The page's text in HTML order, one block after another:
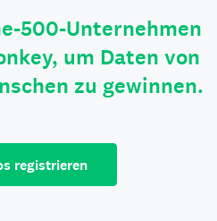
500-Unternehmen
um Daten von
zu gewinnen.
registrieren